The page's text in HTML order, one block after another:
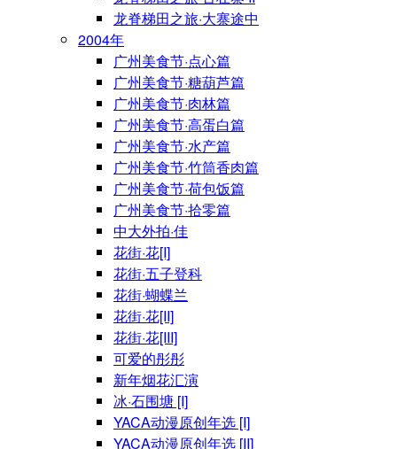
龙脊梯田之旅·大寨途中
2004年
广州美食节·点心篇
广州美食节·糖葫芦篇
广州美食节·肉林篇
广州美食节·高蛋白篇
广州美食节·水产篇
广州美食节·竹筒香肉篇
广州美食节·荷包饭篇
广州美食节·拾零篇
中大外拍·佳
花街·花[I]
花街·五子登科
花街·蝴蝶兰
花街·花[II]
花街·花[III]
可爱的彤彤
新年烟花汇演
冰·石围塘 [I]
YACA动漫原创年选 [I]
YACA动漫原创年选 [II]